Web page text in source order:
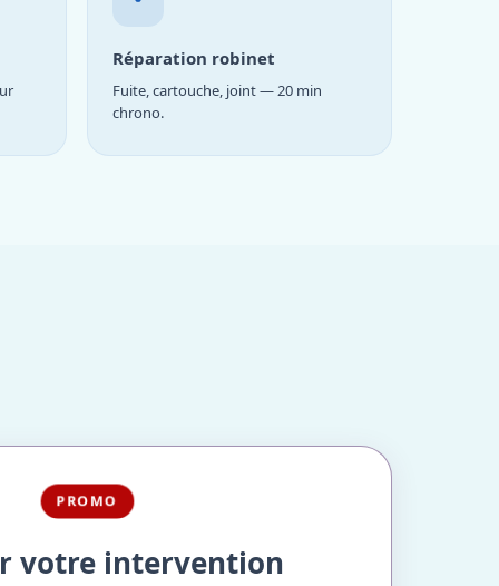
Réparation robinet
Fuite, cartouche, joint — 20 min
chrono.
PROMO
votre intervention